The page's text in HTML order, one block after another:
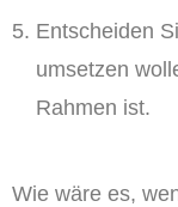
Entscheiden
umsetzen
Rahmen ist.
Wie wäre es,